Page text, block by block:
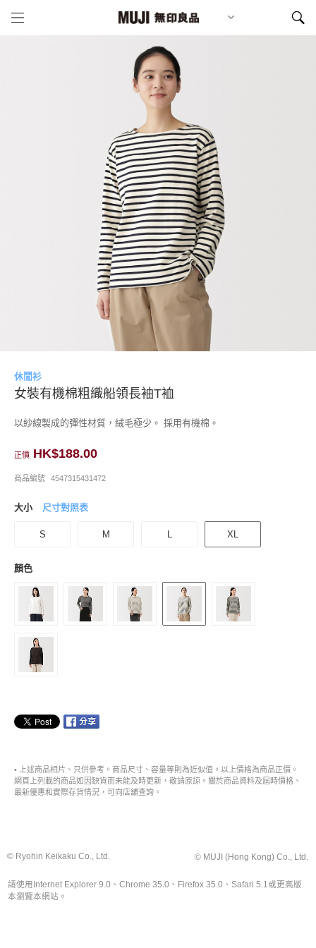
休閒衫
女裝有機棉粗織船領長袖T裇
以紗線製成的彈性材質，絨毛極少。 採用有機棉。
正價 HK$188.00
商品編號 4547315431472
大小 尺寸對照表
S M L XL
顏色
• 上述商品相片、只供參考。商品尺寸、容量等則為近似值。以上價格為商品正價。
網頁上列載的商品如因缺貨而未能及時更新，敬請原諒。關於商品資料及屆時價格、
最新優惠和實際存貨情況，可向店舖查詢。
© Ryohin Keikaku Co., Ltd. © MUJI (Hong Kong) Co., Ltd.
請使用Internet Explorer 9.0、Chrome 35.0、Firefox 35.0、Safari 5.1或更高版
本瀏覽本網站。